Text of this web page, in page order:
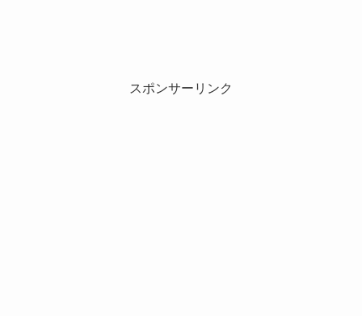
スポンサーリンク